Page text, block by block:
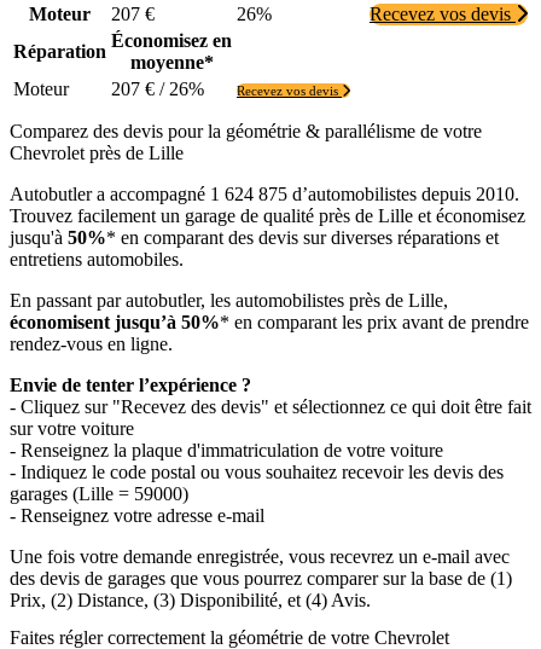
Moteur
207 € 26%
Recevez vos devis
Réparation
Économisez en
moyenne*
Moteur
207 € / 26% Recevez vos devis
Comparez des devis pour la géométrie & parallélisme de votre
Chevrolet près de Lille
Autobutler a accompagné 1 624 875 d’automobilistes depuis 2010.
Trouvez facilement un garage de qualité près de Lille et économisez
jusqu'à 50%* en comparant des devis sur diverses réparations et
entretiens automobiles.
En passant par autobutler, les automobilistes près de Lille,
économisent jusqu’à 50%* en comparant les prix avant de prendre
rendez-vous en ligne.
Envie de tenter l’expérience ?
- Cliquez sur "Recevez des devis" et sélectionnez ce qui doit être fait
sur votre voiture
- Renseignez la plaque d'immatriculation de votre voiture
- Indiquez le code postal ou vous souhaitez recevoir les devis des
garages (Lille = 59000)
- Renseignez votre adresse e-mail
Une fois votre demande enregistrée, vous recevrez un e-mail avec
des devis de garages que vous pourrez comparer sur la base de (1)
Prix, (2) Distance, (3) Disponibilité, et (4) Avis.
Faites régler correctement la géométrie de votre Chevrolet